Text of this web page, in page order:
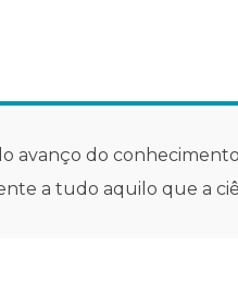
avanço do
a tudo aquilo que a